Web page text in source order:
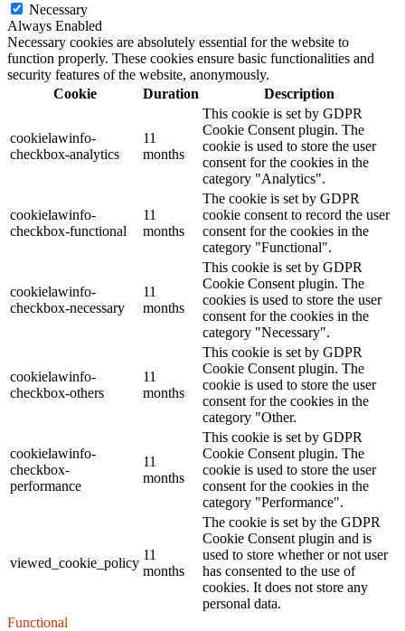
Necessary
Always Enabled
Necessary cookies are absolutely essential for the website to
function properly. These cookies ensure basic functionalities and
security features of the website, anonymously.
Cookie
Duration Description
cookielawinfo-
checkbox-analytics
11
months
This cookie is set by GDPR
Cookie Consent plugin. The
cookie is used to store the user
consent for the cookies in the
category "Analytics".
cookielawinfo-
checkbox-functional
11
months
The cookie is set by GDPR
cookie consent to record the user
consent for the cookies in the
category "Functional".
cookielawinfo-
checkbox-necessary
11
months
This cookie is set by GDPR
Cookie Consent plugin. The
cookies is used to store the user
consent for the cookies in the
category "Necessary".
cookielawinfo-
checkbox-others
11
months
This cookie is set by GDPR
Cookie Consent plugin. The
cookie is used to store the user
consent for the cookies in the
category "Other.
cookielawinfo-
checkbox-
performance
11
months
This cookie is set by GDPR
Cookie Consent plugin. The
cookie is used to store the user
consent for the cookies in the
category "Performance".
viewed_cookie_policy
11
months
The cookie is set by the GDPR
Cookie Consent plugin and is
used to store whether or not user
has consented to the use of
cookies. It does not store any
personal data.
Functional